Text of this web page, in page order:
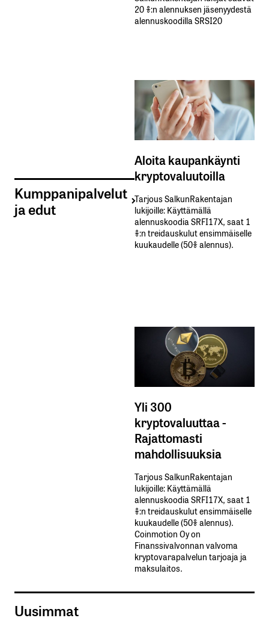
Kumppanipalvelut
ja edut
20 %:n alennuksen jäsenyydestä
alennuskoodilla SRSI20
Aloita kaupankäynti
kryptovaluutoilla
Tarjous SalkunRakentajan
lukijoille: Käyttämällä​ ​
alennuskoodia​ ​SRFI17X,​ ​saat​ ​1
%:n treidauskulut​ ​ensimmäiselle​ ​
kuukaudelle​ ​(50%​ ​alennus).
Yli 300
kryptovaluuttaa -
Rajattomasti
mahdollisuuksia
Tarjous SalkunRakentajan
lukijoille: Käyttämällä​ ​
alennuskoodia​ ​SRFI17X,​ ​saat​ ​1
%:n treidauskulut​ ​ensimmäiselle​ ​
kuukaudelle​ ​(50%​ ​alennus).
Coinmotion Oy on
Finanssivalvonnan valvoma
kryptovarapalvelun tarjoaja ja
maksulaitos.
Uusimmat